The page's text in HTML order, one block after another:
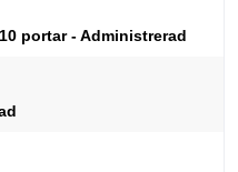
portar - Administrerad